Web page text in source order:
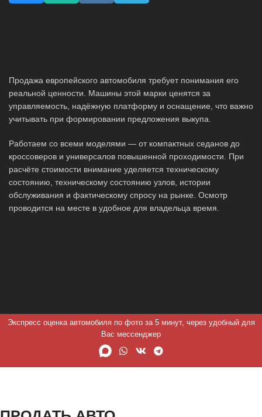
Продажа европейского автомобиля требует понимания его
реальной ценности. Машины этой марки ценятся за
управляемость, надёжную платформу и оснащение, что важно
учитывать при формировании предложения выкупа.
Работаем со всеми моделями — от компактных седанов до
кроссоверов и универсалов повышенной проходимости. При
расчёте стоимости внимание уделяется техническому
состоянию, техническому состоянию узлов, истории
обслуживания и фактическому спросу на рынке. Осмотр
проводится на месте в удобное для владельца время.
Экспресс оценка автомобиля по фото за 5 минут, через удобный для
Вас мессенджер